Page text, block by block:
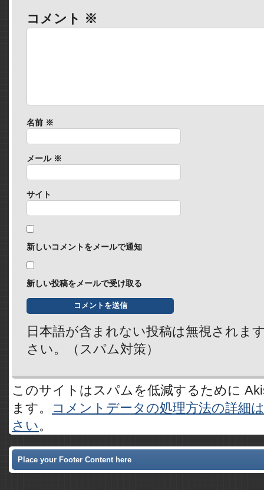
コメント ※
名前 ※
メール ※
サイト
新しいコメントをメールで通知
新しい投稿をメールで受け取る
日本語が含まれない投稿は無視されま
さい。（スパム対策）
このサイトはスパムを低減するために
ます。
コメントデータの処理方法の詳細
さい。
Place your Footer Content here